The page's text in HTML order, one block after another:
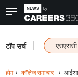
टॉप सर्च
होम कॉलेज समाचार